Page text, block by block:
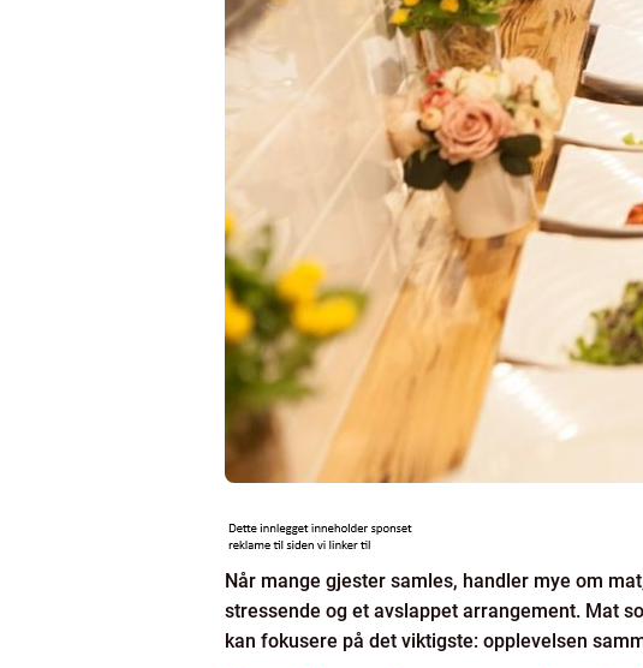
Når mange gjester samles, handler mye om
stressende og et avslappet arrangement. Mat
kan fokusere på det viktigste: opplevelsen